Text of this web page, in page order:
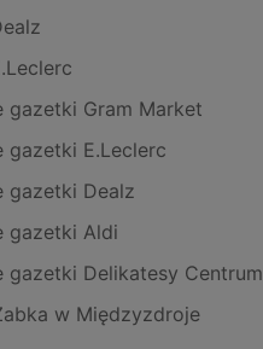
gazetki Gram Market
gazetki E.Leclerc
gazetki Dealz
gazetki Aldi
gazetki Delikatesy Centrum
w Międzyzdroje